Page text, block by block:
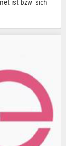
ist bzw. sich